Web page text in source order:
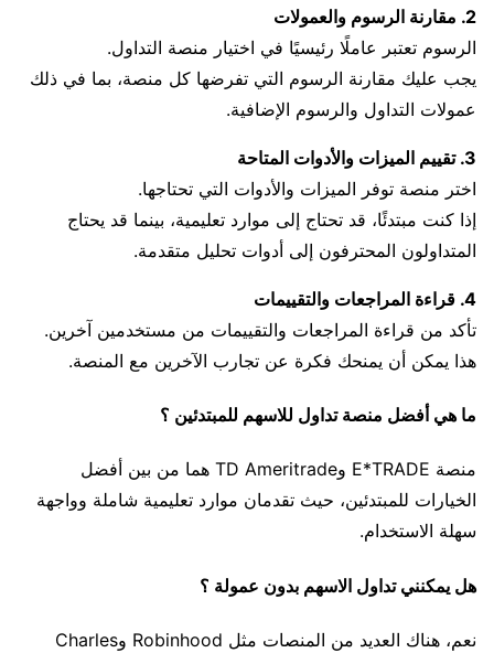
2. مقارنة الرسوم والعمولات
الرسوم تعتبر عاملًا رئيسيًا في اختيار منصة التداول.
يجب عليك مقارنة الرسوم التي تفرضها كل منصة، بما في ذلك
عمولات التداول والرسوم الإضافية.
3. تقييم الميزات والأدوات المتاحة
اختر منصة توفر الميزات والأدوات التي تحتاجها.
إذا كنت مبتدئًا، قد تحتاج إلى موارد تعليمية، بينما قد يحتاج
المتداولون المحترفون إلى أدوات تحليل متقدمة.
4. قراءة المراجعات والتقييمات
تأكد من قراءة المراجعات والتقييمات من مستخدمين آخرين.
هذا يمكن أن يمنحك فكرة عن تجارب الآخرين مع المنصة.
ما هي أفضل منصة تداول للاسهم للمبتدئين ؟
منصة E*TRADE وTD Ameritrade هما من بين أفضل
الخيارات للمبتدئين، حيث تقدمان موارد تعليمية شاملة وواجهة
سهلة الاستخدام.
هل يمكنني تداول الاسهم بدون عمولة ؟
نعم، هناك العديد من المنصات مثل Robinhood وCharles